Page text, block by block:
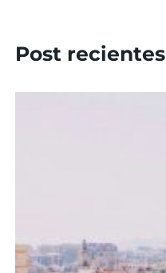
Post recientes